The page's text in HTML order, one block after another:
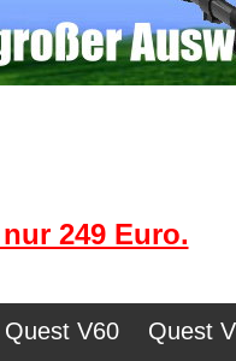
249 Euro.
Quest V60 Quest